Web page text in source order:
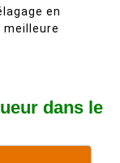
en
dans le